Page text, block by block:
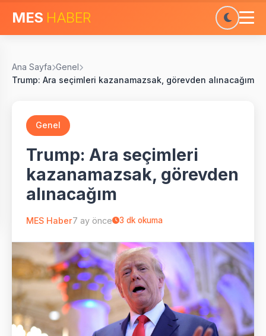
MES HABER
Ana Sayfa Genel
Trump: Ara seçimleri kazanamazsak, görevden alınacağım
Genel
Trump: Ara seçimleri
kazanamazsak, görevden
alınacağım
MES Haber7 ay önce 3 dk okuma